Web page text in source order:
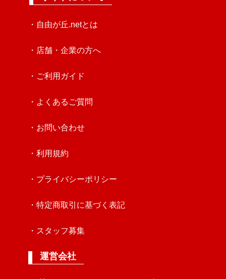
・自由が丘.netとは
・店舗・企業の方へ
・ご利用ガイド
・よくあるご質問
・お問い合わせ
・利用規約
・プライバシーポリシー
・特定商取引に基づく表記
・スタッフ募集
運営会社